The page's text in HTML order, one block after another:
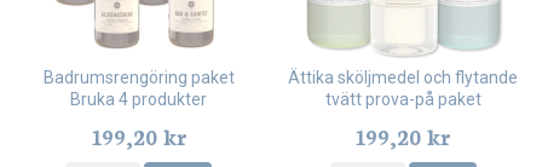
Badrumsrengöring paket
Bruka 4 produkter
199,20 kr
Ättika sköljmedel och flytande
tvätt prova-på paket
199,20 kr